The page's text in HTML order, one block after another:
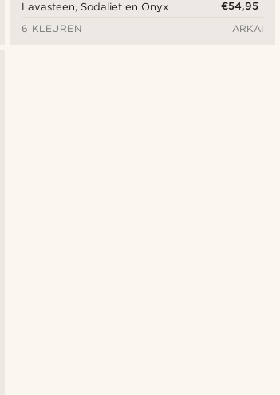
Lavasteen, Sodaliet en Onyx
€54,95
6 KLEUREN
ARKAI